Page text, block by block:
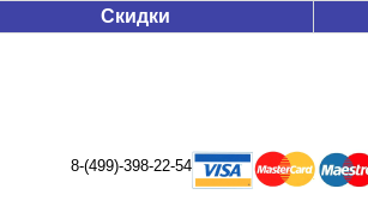
Скидки
8-(499)-398-22-54